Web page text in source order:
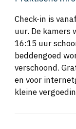
Check-in is
uur. De kamers
16:15 uur
beddengoed
verschoond.
en voor
kleine